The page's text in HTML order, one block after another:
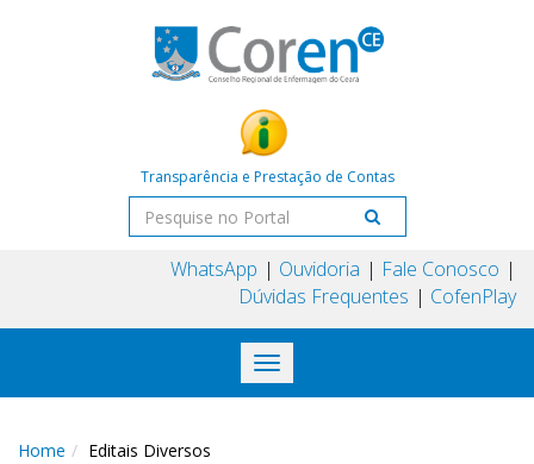
Transparência e Prestação de Contas
WhatsApp Ouvidoria
Fale Conosco
Dúvidas Frequentes
CofenPlay
Toggle
navigation
Home Editais Diversos